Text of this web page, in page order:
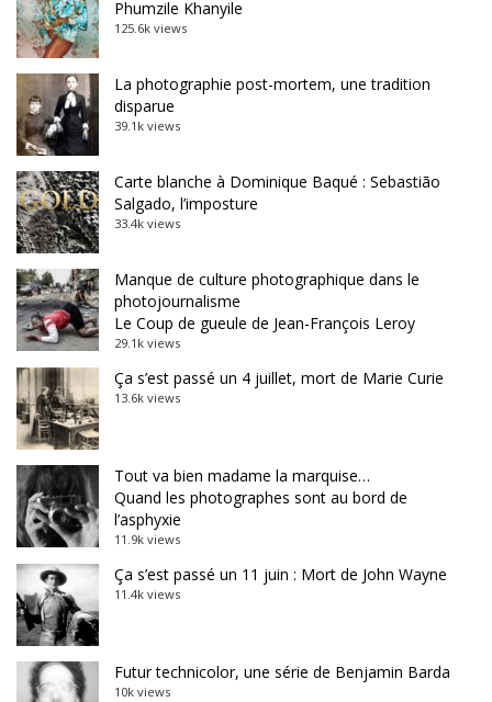
Phumzile Khanyile
125.6k views
La photographie post-mortem, une tradition
disparue
39.1k views
Carte blanche à Dominique Baqué : Sebastião
Salgado, l’imposture
33.4k views
Manque de culture photographique dans le
photojournalisme
Le Coup de gueule de Jean-François Leroy
29.1k views
Ça s’est passé un 4 juillet, mort de Marie Curie
13.6k views
Tout va bien madame la marquise…
Quand les photographes sont au bord de
l’asphyxie
11.9k views
Ça s’est passé un 11 juin : Mort de John Wayne
11.4k views
Futur technicolor, une série de Benjamin Barda
10k views